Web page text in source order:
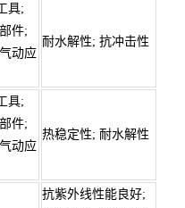
具;
件;
动应
耐水解性; 抗冲击性
具;
件;
动应
热稳定性; 耐水解性
抗紫外线性能良好;